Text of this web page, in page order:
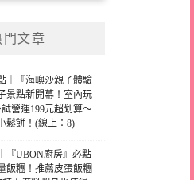
文章
｜『海嶼沙親子體驗
景點新開幕！室內玩
營運199元超划算～
鬆餅！(線上：8)
『UBON廚房』必點
飯糰！推薦皮蛋飯糰